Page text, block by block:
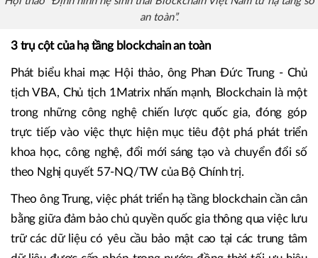
Hội thảo “Định hình hệ sinh thái Blockchain Việt Nam từ hạ tầng số
an toàn”.
3 trụ cột của hạ tầng blockchain an toàn
Phát biểu khai mạc Hội thảo, ông Phan Đức Trung - Chủ
trong những công nghệ chiến lược quốc gia, đóng góp
trực tiếp vào việc thực hiện mục tiêu đột phá phát triển
khoa học, công nghệ, đổi mới sáng tạo và chuyển đổi số